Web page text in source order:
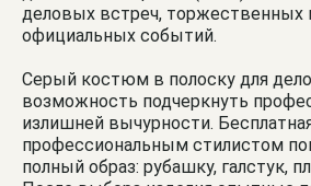
деловых встреч, торжественных
официальных событий.
Серый костюм в полоску для
возможность подчеркнуть
излишней вычурности.
профессиональным стилистом
полный образ: рубашку, галстук,